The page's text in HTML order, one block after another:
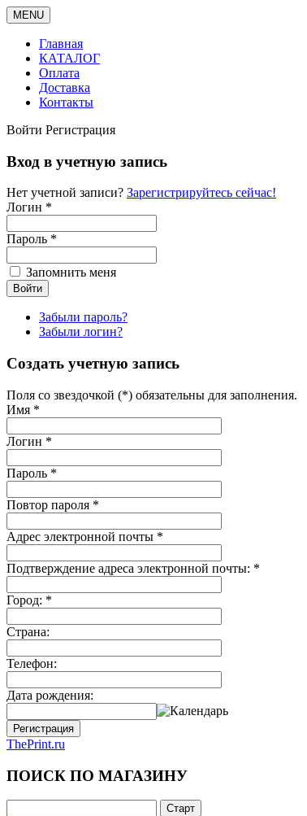
MENU
Главная
КАТАЛОГ
Оплата
Доставка
Контакты
Войти Регистрация
Вход в учетную запись
Нет учетной записи? Зарегистрируйтесь сейчас!
Логин *
Пароль *
Запомнить меня
Забыли пароль?
Забыли логин?
Создать учетную запись
Поля со звездочкой (*) обязательны для заполнения.
Имя *
Логин *
Пароль *
Повтор пароля *
Адрес электронной почты *
Подтверждение адреса электронной почты: *
Город: *
Страна:
Телефон:
Дата рождения:
Регистрация
ThePrint.ru
ПОИСК ПО МАГАЗИНУ